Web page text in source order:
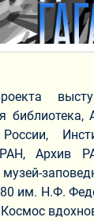
библиотека,
Архив
им. Н.Ф.